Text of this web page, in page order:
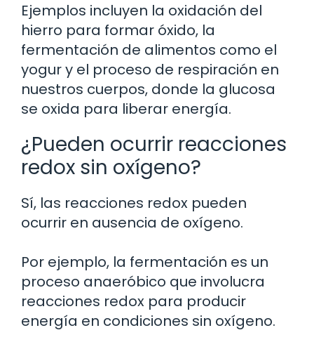
Ejemplos incluyen la oxidación del
hierro para formar óxido, la
fermentación de alimentos como el
yogur y el proceso de respiración en
nuestros cuerpos, donde la glucosa
se oxida para liberar energía.
¿Pueden ocurrir reacciones
redox sin oxígeno?
Sí, las reacciones redox pueden
ocurrir en ausencia de oxígeno.
Por ejemplo, la fermentación es un
proceso anaeróbico que involucra
reacciones redox para producir
energía en condiciones sin oxígeno.